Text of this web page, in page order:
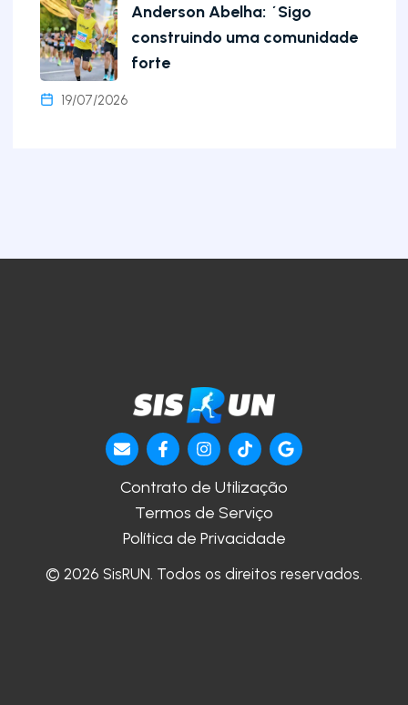
Anderson Abelha: ´Sigo
construindo uma comunidade
forte
19/07/2026
Contrato de Utilização
Termos de Serviço
Política de Privacidade
© 2026 SisRUN. Todos os direitos reservados.